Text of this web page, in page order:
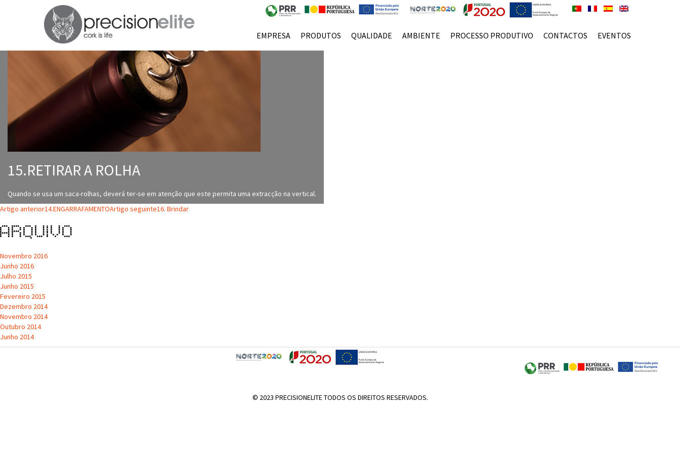
EMPRESA PRODUTOS QUALIDADE AMBIENTE PROCESSO PRODUTIVO CONTACTOS EVENTOS
15.RETIRAR A ROLHA
Quando se usa um saca-rolhas, deverá ter-se em atenção que este permita uma extracção na vertical.
Navegação
de
Artigo anterior14.ENGARRAFAMENTOArtigo seguinte16. Brindar
Arquivo
Novembro 2016
Junho 2016
Julho 2015
Junho 2015
Fevereiro 2015
Dezembro 2014
Novembro 2014
Outubro 2014
Junho 2014
© 2023 PRECISIONELITE TODOS OS DIREITOS RESERVADOS.